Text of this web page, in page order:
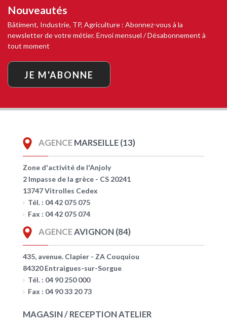
Nouveautés
Bâtiment, Industrie, TP, Agriculture : Abonnez-vous à la
newsletter de votre métier. Envoi mensuel / Désabonnement à
tout moment
JE M'ABONNE
AGENCEMARSEILLE (13)
Zone d'activité de l'Anjoly
2 Impasse de la grèce - CS 20241
13747 Vitrolles Cedex
Tél. : 04 42 075 075
Fax : 04 42 075 074
AGENCEAVIGNON (84)
435, avenue. Clapier - ZA Couquiou
84320 Entraigues-sur-Sorgue
Tél. : 04 90 250 000
Fax : 04 90 33 20 73
MAGASIN / RECEPTION ATELIER